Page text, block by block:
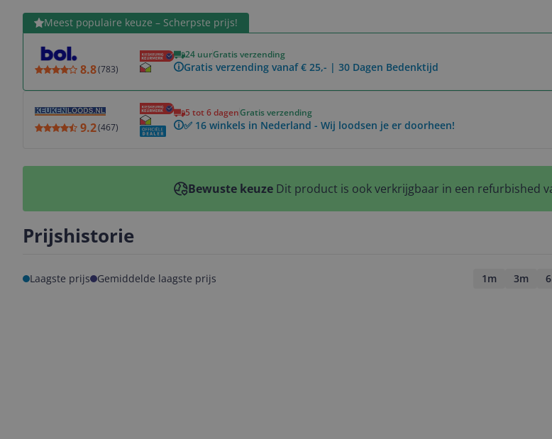
Meest populaire keuze – Scherpste prijs!
8.8(783)
24 uurGratis verzending
Gratis verzending vanaf € 25,- | 30 Dagen Bedenktijd
Bekijk product
9.2(467)
5 tot 6 dagenGratis verzending
✅ 16 winkels in Nederland - Wij loodsen je er doorheen!
Bewuste keuze Dit product is ook verkrijgbaar in een refurbished
Prijshistorie
Laagste prijs Gemiddelde laagste prijs 1m 3m